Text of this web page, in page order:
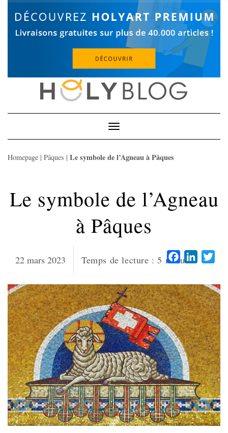
Toggle
Navigation
Homepage | Pâques | Le symbole de l’Agneau à Pâques
Le symbole de l’Agneau
à Pâques
22 mars 2023 Temps de lecture : 5 minutesFacebook